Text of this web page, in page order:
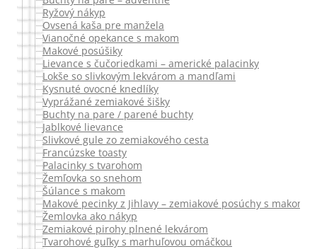
Ryžový nákyp
Ovsená kaša pre manžela
Vianočné opekance s makom
Makové posúšiky
Lievance s čučoriedkami – americké palacinky
Lokše so slivkovým lekvárom a mandľami
Kysnuté ovocné knedlíky
Vyprážané zemiakové šišky
Buchty na pare / parené buchty
Jablkové lievance
Slivkové gule zo zemiakového cesta
Francúzske toasty
Palacinky s tvarohom
Žemľovka so snehom
Šúlance s makom
Makové pecinky z Jihlavy – zemiakové posúchy s makom
Žemlovka ako nákyp
Zemiakové pirohy plnené lekvárom
Tvarohové guľky s marhuľovou omáčkou